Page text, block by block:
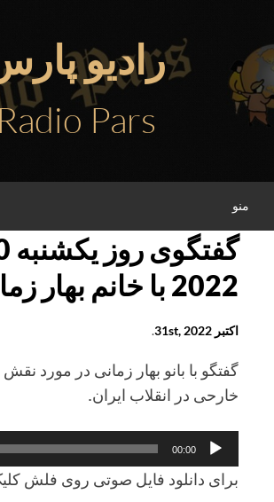
محتوا
رادیو
Pars
منو
2022 با خانم بهار زمانی
اکتبر 31st, 2022 .
گفتگو با بانو بهار زمانی در مورد
خارحی در انقلاب ایران.
پخش‌کننده
صوت
00:00
برای دانلود فایل صوتی روی فلش